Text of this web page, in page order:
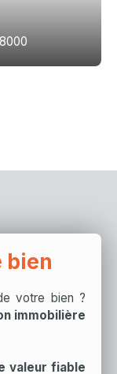
bien
votre bien ?
immobilière
valeur fiable